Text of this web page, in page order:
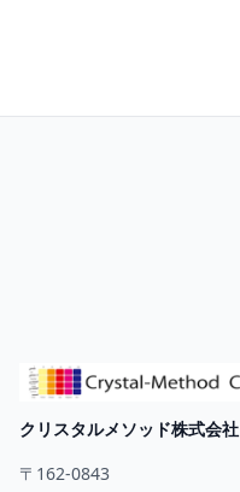
クリスタルメソッド株式会社
〒162-0843